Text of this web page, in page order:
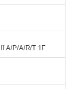
A/P/A/R/T 1F